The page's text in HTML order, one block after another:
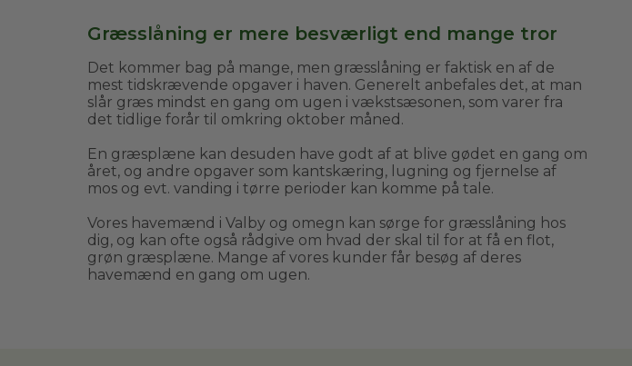
Græsslåning er mere besværligt end mange tror
Det kommer bag på mange, men græsslåning er faktisk en af de
mest tidskrævende opgaver i haven. Generelt anbefales det, at man
slår græs mindst en gang om ugen i vækstsæsonen, som varer fra
det tidlige forår til omkring oktober måned.
En græsplæne kan desuden have godt af at blive gødet en gang om
året, og andre opgaver som kantskæring, lugning og fjernelse af
mos og evt. vanding i tørre perioder kan komme på tale.
Vores havemænd i Valby og omegn kan sørge for græsslåning hos
dig, og kan ofte også rådgive om hvad der skal til for at få en flot,
grøn græsplæne. Mange af vores kunder får besøg af deres
havemænd en gang om ugen.